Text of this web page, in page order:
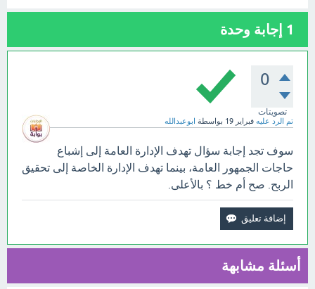
1 إجابة وحدة
0
تصويتات
تم الرد عليه فبراير 19 بواسطة ابوعبدالله
سوف تجد إجابة سؤال تهدف الإدارة العامة إلى إشباع
حاجات الجمهور العامة، بينما تهدف الإدارة الخاصة إلى تحقيق
الربح. صح أم خط ؟ بالأعلى.
أسئلة مشابهة